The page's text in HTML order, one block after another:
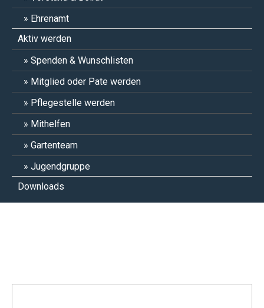
Ehrenamt
Aktiv werden
Spenden & Wunschlisten
Mitglied oder Pate werden
Pflegestelle werden
Mithelfen
Gartenteam
Jugendgruppe
Downloads